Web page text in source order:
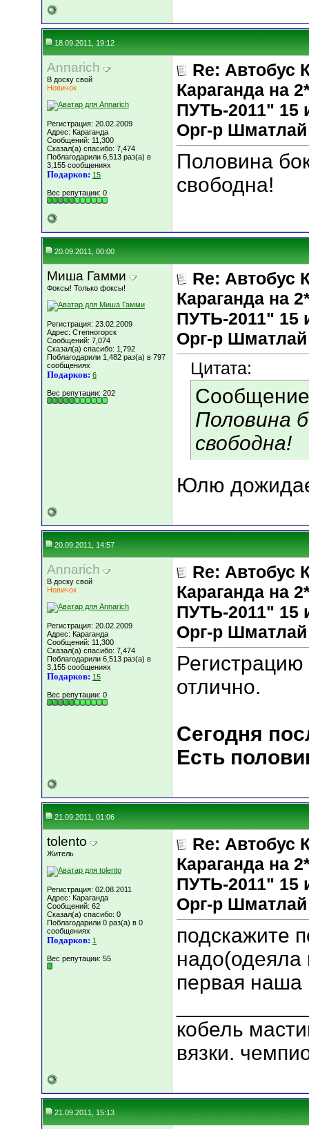
18.09.2011, 19:12
Annarich
В доску свой
Новичок
Регистрация: 20.02.2009
Адрес: Караганда
Сообщений: 11,300
Сказал(а) спасибо: 7,474
Поблагодарили 6,513 раз(а) в
3,155 сообщениях
Подарков: 15
Вес репутации: 0
Re: Автобус
Караганда на
ПУТЬ-2011" 15
Орг-р
Половина
свободна!
20.09.2011, 00:00
Миша Гамми
Фоксы! Только фоксы!
Регистрация: 23.02.2009
Адрес: Степногорск
Сообщений: 7,074
Сказал(а) спасибо: 1,792
Поблагодарили 1,482 раз(а) в 797
сообщениях
Подарков: 6
Вес репутации: 202
Re: Автобус
Караганда на
ПУТЬ-2011" 15
Орг-р
Цитата:
Половина
свободна!
Юлю
20.09.2011, 14:57
Annarich
В доску свой
Новичок
Регистрация: 20.02.2009
Адрес: Караганда
Сообщений: 11,300
Сказал(а) спасибо: 7,474
Поблагодарили 6,513 раз(а) в
3,155 сообщениях
Подарков: 15
Вес репутации: 0
Re: Автобус
Караганда на
ПУТЬ-2011" 15
Орг-р
отлично.
Сегодня
Есть
21.09.2011, 01:06
tolento
Житель
Регистрация: 02.08.2011
Адрес: Караганда
Сообщений: 62
Сказал(а) спасибо: 0
Поблагодарили 0 раз(а) в 0
сообщениях
Подарков: 1
Вес репутации: 55
Re: Автобус
Караганда на
ПУТЬ-2011" 15
Орг-р
подскажите
надо(одеяла
первая наша
кобель
вязки.
21.09.2011, 15:13